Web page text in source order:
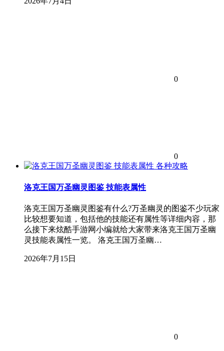
0
0
各种攻略
洛克王国万圣幽灵图鉴 技能表属性
洛克王国万圣幽灵图鉴有什么?万圣幽灵的图鉴不少玩家
比较想要知道，包括他的技能还有属性等详细内容，那
么接下来炫酷手游网小编就给大家带来洛克王国万圣幽
灵技能表属性一览。 洛克王国万圣幽…
2026年7月15日
0